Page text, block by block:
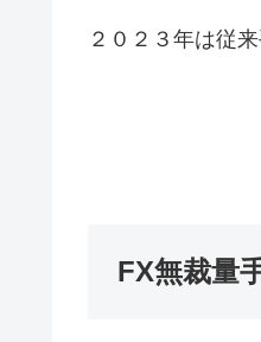
２０２３年は従
FX無裁量